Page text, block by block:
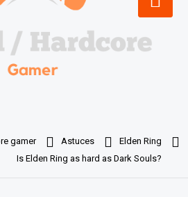
gamer Astuces
Elden Ring
Is Elden Ring as hard as Dark Souls?